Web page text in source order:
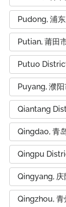
Pudong, 浦
Putian, 莆田
Putuo
Puyang, 濮阳
Qiantang
Qingdao, 青
Qingpu
Qingyang, 庆
Qingzhou, 青